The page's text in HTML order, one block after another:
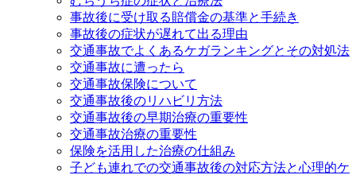
事故後に受け取る賠償金の基準と手続き
事故後の症状が遅れて出る理由
交通事故でよくあるケガランキングとその対処法
交通事故に遭ったら
交通事故保険について
交通事故後のリハビリ方法
交通事故後の早期治療の重要性
交通事故治療の重要性
保険を活用した治療の仕組み
子ども連れでの交通事故後の対応方法と心理的ケ